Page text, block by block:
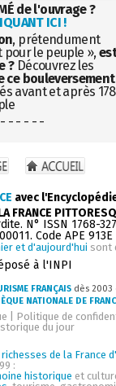
de l'ouvrage ?
ICI !
, prétendument
le peuple »,
?Découvrez les
ce bouleversement
avant et après
- - - - -
avec
FRANCE
N° ISSN 1768-
Code APE 913E
et d'aujourd'hui sont
à l'INPI
FRANÇAIS dès
NATIONALE DE
Politique de
du jour
richesses de la France
:
historique et